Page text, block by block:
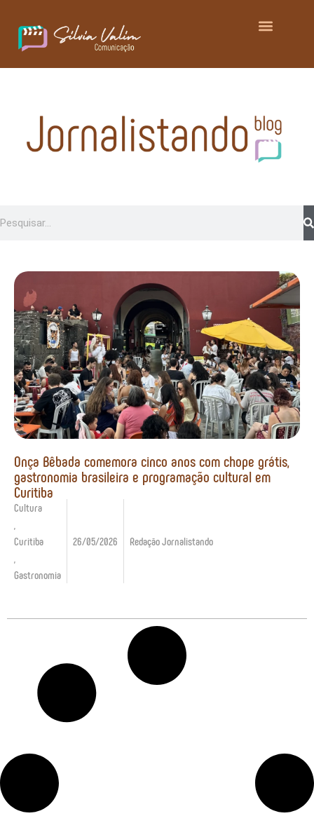
Onça Bêbada comemora cinco anos com chope grátis,
gastronomia brasileira e programação cultural em
Curitiba
Cultura
Curitiba
Gastronomia
26/05/2026 Redação Jornalistando